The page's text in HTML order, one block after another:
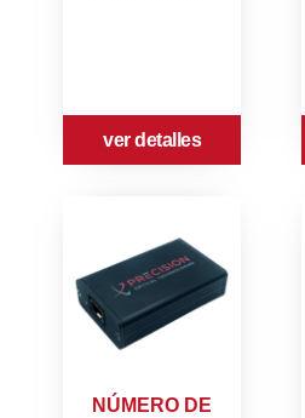
ver detalles
NÚMERO DE